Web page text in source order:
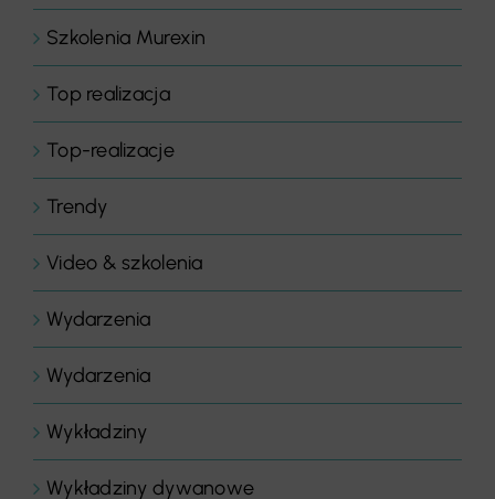
Szkolenia Murexin
Top realizacja
Top-realizacje
Trendy
Video & szkolenia
Wydarzenia
Wydarzenia
Wykładziny
Wykładziny dywanowe